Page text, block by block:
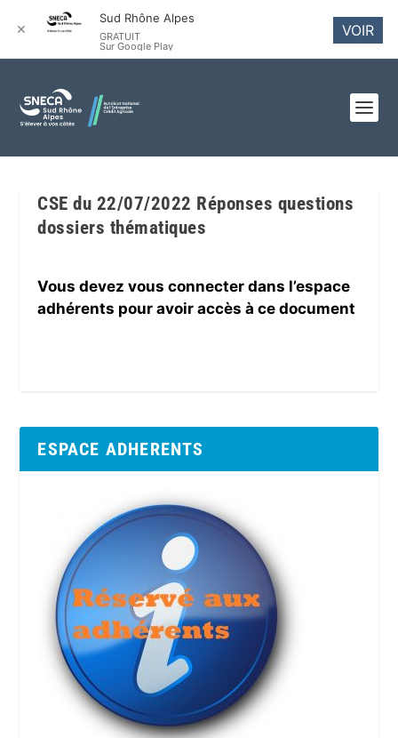
CSE du 22/07/2022 Réponses questions
dossiers thématiques
Vous devez vous connecter dans l’espace
adhérents pour avoir accès à ce document
ESPACE ADHERENTS
✕
Sud Rhône Alpes
GRATUIT
Sur Google Play
VOIR